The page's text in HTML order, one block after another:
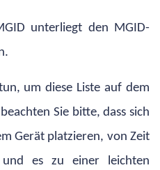
unterliegt den MGID-
um diese Liste auf dem
Sie bitte, dass sich
Gerät platzieren, von Zeit
es zu einer leichten